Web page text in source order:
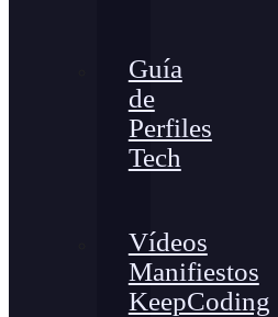
Guía
de
Perfiles
Tech
Vídeos
Manifiestos
KeepCoding